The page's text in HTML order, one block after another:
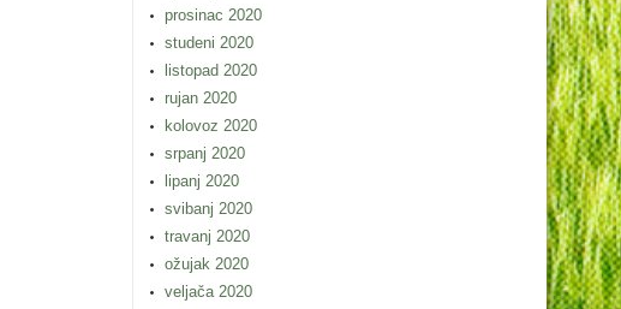
prosinac 2020
studeni 2020
listopad 2020
rujan 2020
kolovoz 2020
srpanj 2020
lipanj 2020
svibanj 2020
travanj 2020
ožujak 2020
veljača 2020